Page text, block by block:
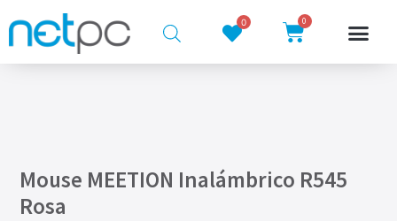
0 0
Mouse MEETION Inalámbrico R545
Rosa